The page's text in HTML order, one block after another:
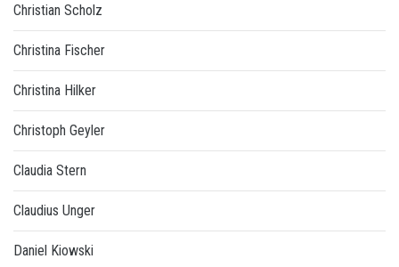
Christian Scholz
Christina Fischer
Christina Hilker
Christoph Geyler
Claudia Stern
Claudius Unger
Daniel Kiowski